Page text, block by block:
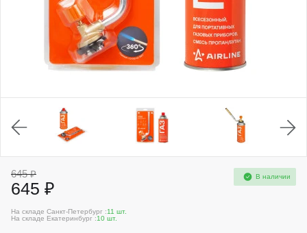
645 ₽
645 ₽
В наличии
На складе Санкт-Петербург :11 шт.
На складе Екатеринбург :10 шт.